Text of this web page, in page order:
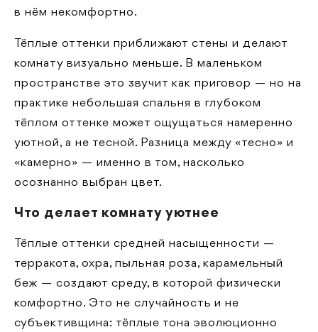
в нём некомфортно.
Тёплые оттенки приближают стены и делают
комнату визуально меньше. В маленьком
пространстве это звучит как приговор — но на
практике небольшая спальня в глубоком
тёплом оттенке может ощущаться намеренно
уютной, а не тесной. Разница между «тесно» и
«камерно» — именно в том, насколько
осознанно выбран цвет.
Что делает комнату уютнее
Тёплые оттенки средней насыщенности —
терракота, охра, пыльная роза, карамельный
беж — создают среду, в которой физически
комфортно. Это не случайность и не
субъективщина: тёплые тона эволюционно